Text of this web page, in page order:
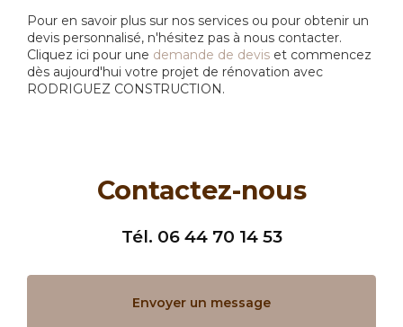
Pour en savoir plus sur nos services ou pour obtenir un
devis personnalisé, n'hésitez pas à nous contacter.
Cliquez ici pour une demande de devis et commencez
dès aujourd'hui votre projet de rénovation avec
RODRIGUEZ CONSTRUCTION.
Contactez-nous
Tél. 06 44 70 14 53
Envoyer un message